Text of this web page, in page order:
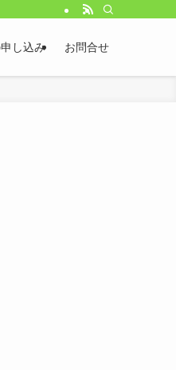
し込み お問合せ